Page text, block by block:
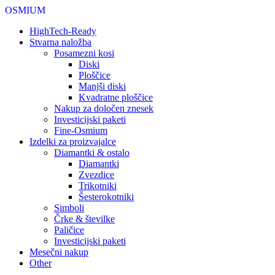
OSMIUM
HighTech-Ready
Stvarna naložba
Posamezni kosi
Diski
Ploščice
Manjši diski
Kvadratne ploščice
Nakup za določen znesek
Investicijski paketi
Fine-Osmium
Izdelki za proizvajalce
Diamantki & ostalo
Diamantki
Zvezdice
Trikotniki
Šesterokotniki
Simboli
Črke & številke
Paličice
Investicijski paketi
Mesečni nakup
Other